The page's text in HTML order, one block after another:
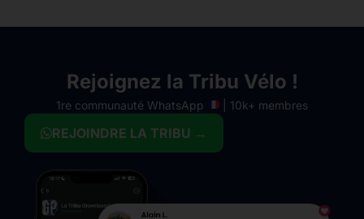
Rejoignez la Tribu Vélo !
1re communauté WhatsApp | 10k+ membres
REJOINDRE LA TRIBU →